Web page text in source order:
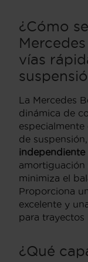
¿Cómo
vías
La Mercedes
dinámica de
de
independiente
amortiguación
minimiza el
Proporciona
excelente y
para trayectos
¿Qué